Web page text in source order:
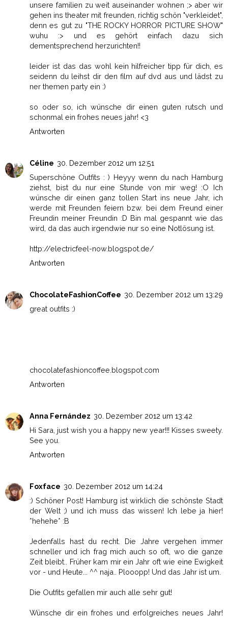
unsere familien zu weit auseinander wohnen ;> aber wir
gehen ins theater mit freunden, richtig schön "verkleidet",
denn es gut zu "THE ROCKY HORROR PICTURE SHOW"
wuhu :> und es gehört einfach dazu sich
dementsprechend herzurichten!!
leider ist das das wohl kein hilfreicher tipp für dich, es
seidenn du leihst dir den film auf dvd aus und lädst zu
ner themen party ein :)
so oder so, ich wünsche dir einen guten rutsch und
schonmal ein frohes neues jahr! <3
Antworten
Céline 30. Dezember 2012 um 12:51
Superschöne Outfits : ) Heyyy wenn du nach Hamburg
ziehst, bist du nur eine Stunde von mir weg! :O Ich
wünsche dir einen ganz tollen Start ins neue Jahr, ich
werde mit Freunden feiern bzw. bei dem Freund einer
Freundin meiner Freundin :D Bin mal gespannt wie das
wird, da das auch irgendwie nur so eine Notlösung ist.
http://electricfeel-now.blogspot.de/
Antworten
ChocolateFashionCoffee 30. Dezember 2012 um 13:29
great outfits :)
chocolatefashioncoffee.blogspot.com
Antworten
Anna Fernández 30. Dezember 2012 um 13:42
Hi Sara, just wish you a happy new year!!! Kisses sweety.
See you.
Antworten
Foxface 30. Dezember 2012 um 14:24
:) Schöner Post! Hamburg ist wirklich die schönste Stadt
der Welt ;) und ich muss das wissen! Ich lebe ja hier!
*hehehe* :B
Jedenfalls hast du recht. Die Jahre vergehen immer
schneller und ich frag mich auch so oft, wo die ganze
Zeit bleibt.. Früher kam mir ein Jahr oft wie eine Ewigkeit
vor - und Heute... ^^ naja.. Plooopp! Und das Jahr ist um.
Die Outfits gefallen mir auch alle sehr gut!
Wünsche dir ein frohes und erfolgreiches neues Jahr!